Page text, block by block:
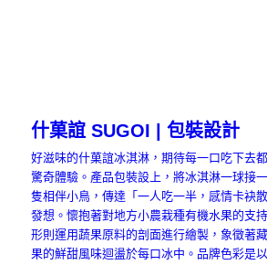
什菓誼 SUGOI | 包裝設計
好滋味的什菓誼冰淇淋，期待每一口吃下去
驚奇體驗。產品包裝設上，將冰淇淋一球接
隻相伴小鳥，傳達「一人吃一半，感情卡袂
發想。懷抱著對地方小農栽種有機水果的支
形則運用蔬果原料的剖面進行繪製，象徵著
果的鮮甜風味迴盪於每口冰中。品牌色彩是